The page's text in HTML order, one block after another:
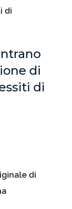
di
di
di
di